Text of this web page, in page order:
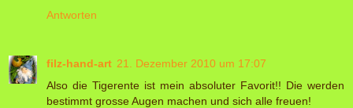
Antworten
filz-hand-art 21. Dezember 2010 um 17:07
Also die Tigerente ist mein absoluter Favorit!! Die werden
bestimmt grosse Augen machen und sich alle freuen!